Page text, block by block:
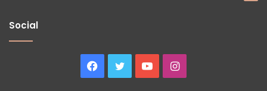
Social
Facebook
Twitter YouTubeInstagram